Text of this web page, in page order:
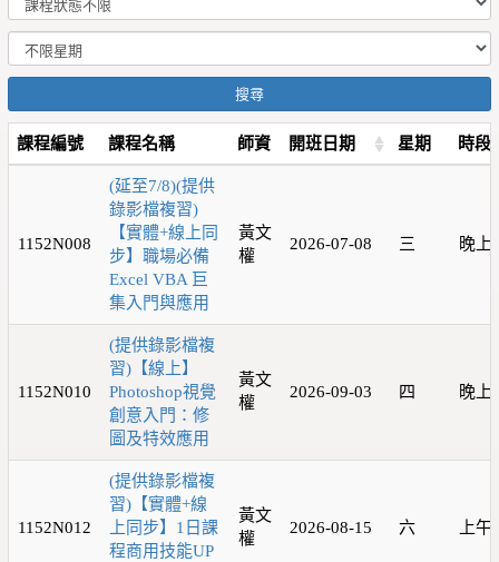
搜尋
課程編號 課程名稱 師資 開班日期 星期 時段
1152N008
(延至7/8)(提供
錄影檔複習)
【實體+線上同
步】職場必備
Excel VBA 巨
集入門與應用
黃文
權
2026-07-08 三 晚上
1152N010
(提供錄影檔複
習)【線上】
Photoshop視覺
創意入門：修
圖及特效應用
黃文
權
2026-09-03 四 晚上
1152N012
(提供錄影檔複
習)【實體+線
上同步】1日課
程商用技能UP
黃文
權
2026-08-15 六 上午